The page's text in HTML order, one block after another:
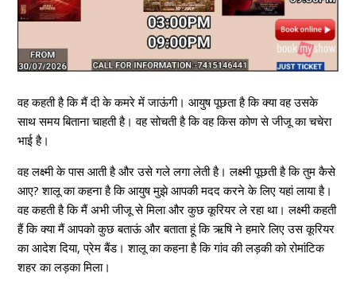
वह कहती है कि मैं दी के कमरे में जाऊंगी। आयुष पूछता है कि क्या वह उसके
साथ समय बिताना चाहती है। वह सोचती है कि वह किस कोण से जीजू का चचेरा
भाई है।
वह लक्ष्मी के पास आती है और उसे गले लगा लेती है। लक्ष्मी पूछती है कि तुम कैसे
आए? शालू का कहना है कि आयुष मुझे आपकी मदद करने के लिए यहां लाया है।
वह कहती है कि मैं अभी जीजू से मिला और कुछ कूरियर ले रहा था। लक्ष्मी कहती
हैं कि क्या मैं आपको कुछ बताऊं और बताता हूं कि ऋषि ने हमारे लिए उस कूरियर
का आदेश दिया, प्रेम बैंड। शालू का कहना है कि गांव की लड़की को रोमांटिक
शहर का लड़का मिला।